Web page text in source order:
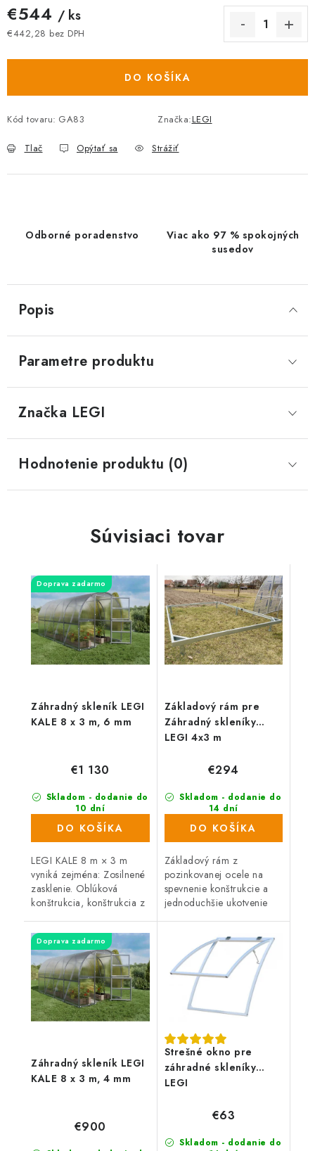
€544 / ks
€442,28 bez DPH
DO KOŠÍKA
Kód tovaru: GA83 Značka:LEGI
Tlač Opýtať sa Strážiť
Odborné poradenstvo
Viac ako 97 % spokojných
susedov
Popis
Parametre produktu
Značka LEGI
Hodnotenie produktu (0)
Súvisiaci tovar
Záhradný skleník LEGI
KALE 8 x 3 m, 6 mm
Doprava zadarmo
Skladom - dodanie do
10 dní
(37 ks)
€1 130
DO KOŠÍKA
LEGI KALE 8 m × 3 m
vyniká zejména: Zosilnené
zasklenie. Oblúková
konštrukcia, konštrukcia z
profily, vo farbe
strieborná. Zasklenie tvorí
komôrkový...
Základový rám pre
Záhradný skleníky
LEGI 4x3 m
Skladom - dodanie do
14 dní
(6 ks)
€294
DO KOŠÍKA
Základový rám z
pozinkovanej ocele na
spevnenie konštrukcie a
jednoduchšie ukotvenie
zeme aj na betónovú
podmurovku.
Záhradný skleník LEGI
KALE 8 x 3 m, 4 mm
Doprava zadarmo
€900
Strešné okno pre
záhradné skleníky
LEGI
Skladom - dodanie do
€63